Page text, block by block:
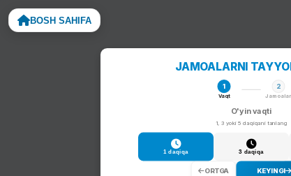
BOSH SAHIFA
JAMOALARNI
1
Vaqt
2
Jamoalar
O'yin vaqti
1, 3 yoki 5 daqiqani tanlang
1 daqiqa 3 daqiqa
ORTGA KEYINGI